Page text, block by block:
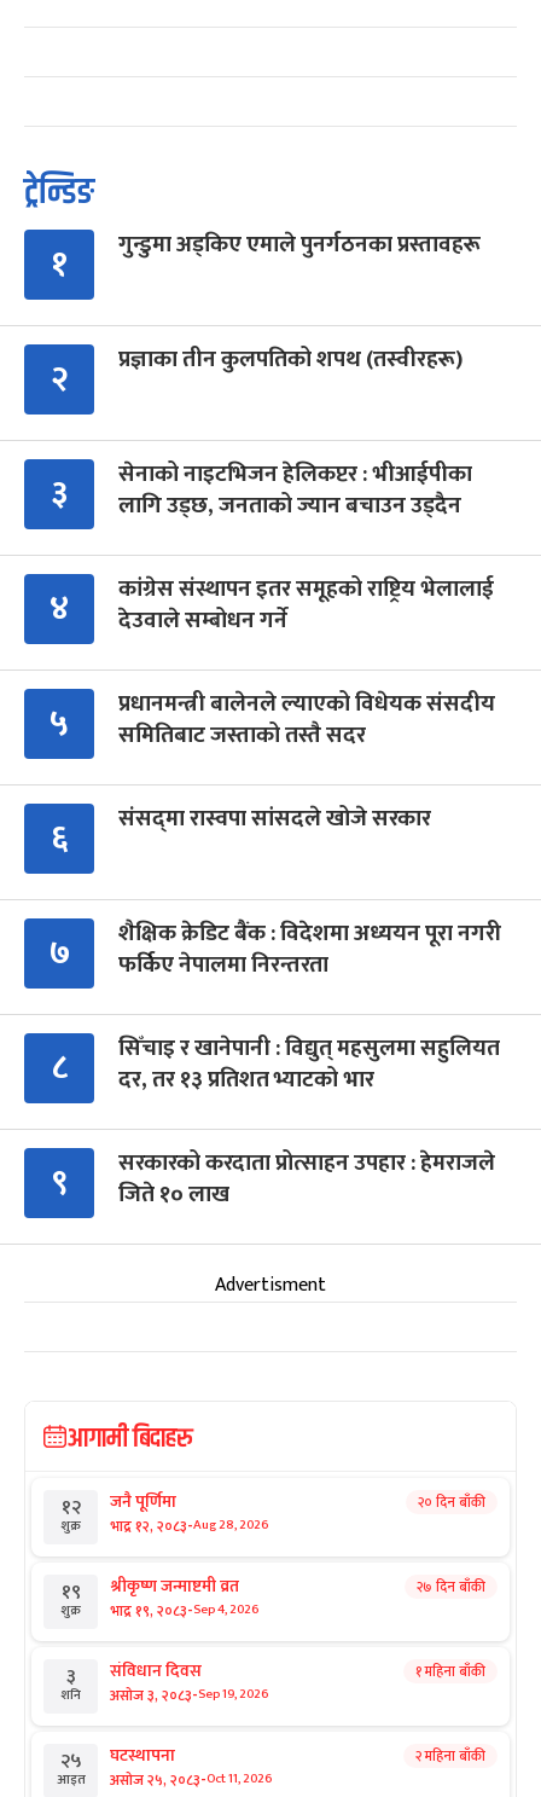
ट्रेन्डिङ
१ गुन्डुमा अड्किए एमाले पुनर्गठनका प्रस्तावहरू
२ प्रज्ञाका तीन कुलपतिको शपथ (तस्वीरहरू)
३
सेनाको नाइटभिजन हेलिकप्टर : भीआईपीका
लागि उड्छ, जनताको ज्यान बचाउन उड्दैन
४
कांग्रेस संस्थापन इतर समूहको राष्ट्रिय भेलालाई
देउवाले सम्बोधन गर्ने
५
प्रधानमन्त्री बालेनले ल्याएको विधेयक संसदीय
समितिबाट जस्ताको तस्तै सदर
६ संसद्‍मा रास्वपा सांसदले खोजे सरकार
७
शैक्षिक क्रेडिट बैंक : विदेशमा अध्ययन पूरा नगरी
फर्किए नेपालमा निरन्तरता
८
सिँचाइ र खानेपानी : विद्युत् महसुलमा सहुलियत
दर, तर १३ प्रतिशत भ्याटको भार
९
सरकारको करदाता प्रोत्साहन उपहार : हेमराजले
जिते १० लाख
Advertisment
आगामी बिदाहरु
१२
शुक्र
जनै पूर्णिमा
भाद्र १२, २०८३-Aug 28, 2026
२० दिन बाँकी
१९
शुक्र
श्रीकृष्ण जन्माष्टमी व्रत
भाद्र १९, २०८३-Sep 4, 2026
२७ दिन बाँकी
३
शनि
संविधान दिवस
असोज ३, २०८३-Sep 19, 2026
१ महिना बाँकी
२५
आइत
घटस्थापना
असोज २५, २०८३-Oct 11, 2026
२ महिना बाँकी